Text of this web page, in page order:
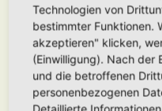
Meinung ist, Euer Garten
eintragen. Eine
Lehr- und
Aktivität fest, werden wir
Handelt es sich generell
Hortanes Habitat (Alle
Hortus mit den drei Zonen
Technologien von
bestimmter Funktionen.
akzeptieren" klicken,
(Einwilligung). Nach der
und die betroffenen
personenbezogenen